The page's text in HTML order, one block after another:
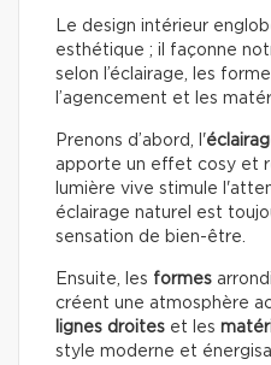
Le design intérieur
esthétique ; il façonne
selon l’éclairage, les
l’agencement et les
Prenons d’abord, l'
apporte un effet cosy et
lumière vive stimule
éclairage naturel est
sensation de bien-être.
Ensuite, les formes
créent une atmosphère
lignes droites et les
style moderne et